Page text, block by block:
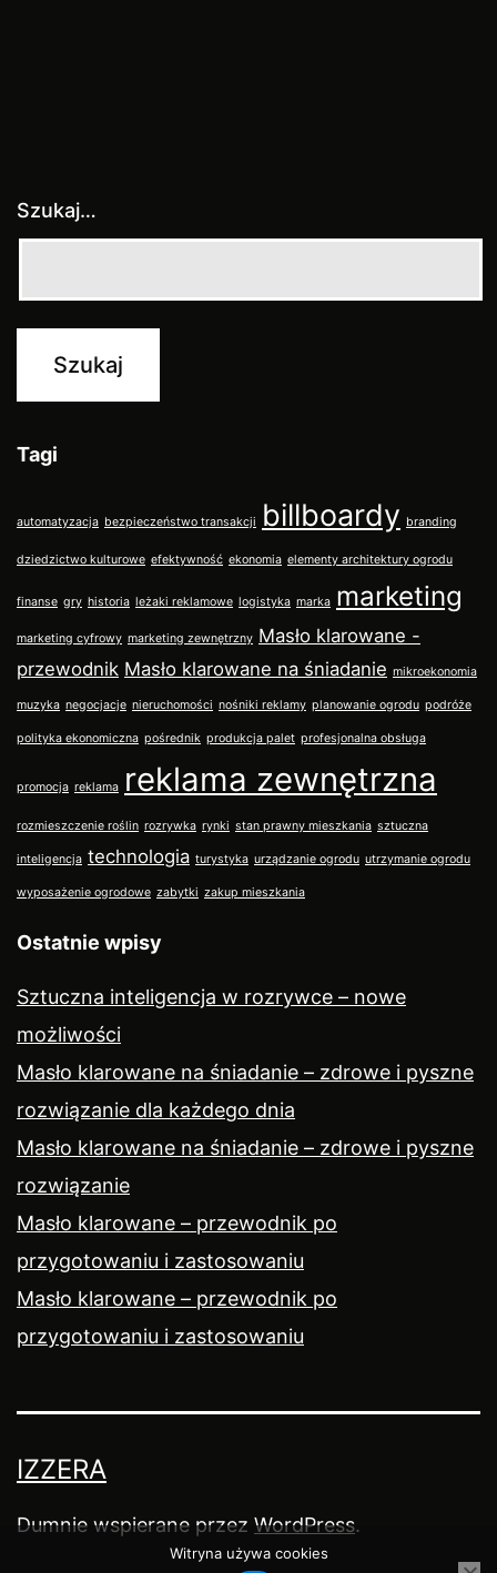
Szukaj…
Tagi
automatyzacja bezpieczeństwo transakcji billboardy branding
dziedzictwo kulturowe efektywność ekonomia elementy architektury ogrodu
finanse gry historia leżaki reklamowe logistyka marka marketing
marketing cyfrowy marketing zewnętrzny Masło klarowane -
przewodnik Masło klarowane na śniadanie mikroekonomia
muzyka negocjacje nieruchomości nośniki reklamy planowanie ogrodu podróże
polityka ekonomiczna pośrednik produkcja palet profesjonalna obsługa
promocja reklama reklama zewnętrzna
rozmieszczenie roślin rozrywka rynki stan prawny mieszkania sztuczna
inteligencja technologia turystyka urządzanie ogrodu utrzymanie ogrodu
wyposażenie ogrodowe zabytki zakup mieszkania
Ostatnie wpisy
Sztuczna inteligencja w rozrywce – nowe
możliwości
Masło klarowane na śniadanie – zdrowe i pyszne
rozwiązanie dla każdego dnia
Masło klarowane na śniadanie – zdrowe i pyszne
rozwiązanie
Masło klarowane – przewodnik po
przygotowaniu i zastosowaniu
Masło klarowane – przewodnik po
przygotowaniu i zastosowaniu
IZZERA
Dumnie wspierane przez WordPress.
Witryna używa cookies